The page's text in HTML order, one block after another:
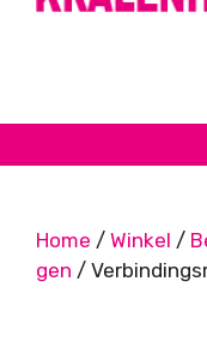
Home / Winkel /
gen /